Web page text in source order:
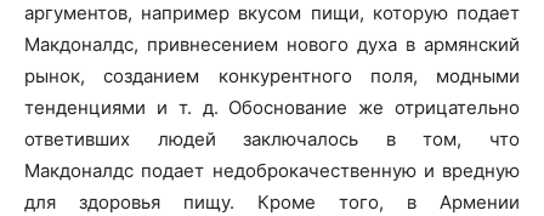
аргументов, например вкусом пищи, которую подает
Макдоналдс, привнесением нового духа в армянский
рынок, созданием конкурентного поля, модными
тенденциями и т. д. Обоснование же отрицательно
ответивших людей заключалось в том, что
Макдоналдс подает недоброкачественную и вредную
для здоровья пищу. Кроме того, в Армении